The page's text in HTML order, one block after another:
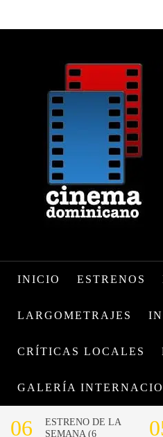
INICIO ESTRENOS
LARGOMETRAJES
CRÍTICAS LOCALES
GALERÍA